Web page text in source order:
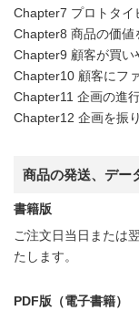
Chapter7 プロトタイ
Chapter8 商品の価値
Chapter9 顧客が買い
Chapter10 顧客にフ
Chapter11 企画の進
Chapter12 企画を振
商品の発送、デー
書籍版
ご注文日当日または
たします。
PDF版（電子書籍）